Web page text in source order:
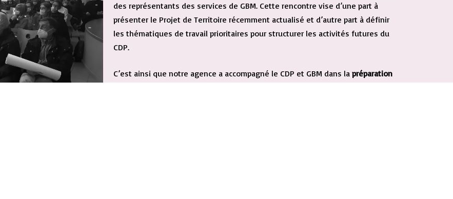
des représentants des services de GBM. Cette rencontre vise d’une part à
présenter le Projet de Territoire récemment actualisé et d’autre part à définir
les thématiques de travail prioritaires pour structurer les activités futures du
CDP.
C’est ainsi que notre agence a accompagné le CDP et GBM dans la préparation